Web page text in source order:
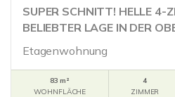
SUPER SCHNITT! HELLE 4-
BELIEBTER LAGE IN DER
Etagenwohnung
83 m²
WOHNFLÄCHE
4
ZIMMER